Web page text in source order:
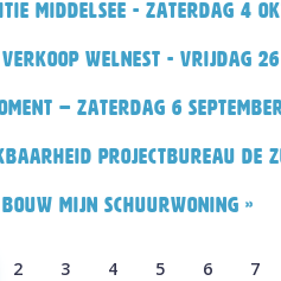
Middelsee - zaterdag 4
Welnest - vrijdag 26
– zaterdag 6
Projectbureau De
Mijn Schuurwoning »
2 3 4 5 6 7